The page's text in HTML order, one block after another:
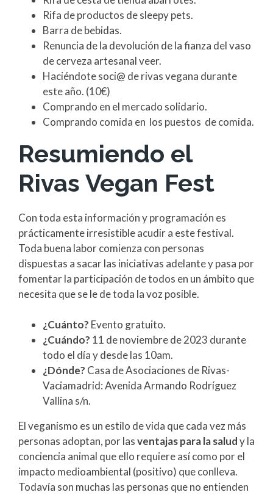
Rifa de productos de sleepy pets.
Barra de bebidas.
Renuncia de la devolución de la fianza del vaso
de cerveza artesanal veer.
Haciéndote soci@ de rivas vegana durante
este año. (10€)
Comprando en el mercado solidario.
Comprando comida en los puestos de comida.
Resumiendo el
Rivas Vegan Fest
Con toda esta información y programación es
prácticamente irresistible acudir a este festival.
Toda buena labor comienza con personas
dispuestas a sacar las iniciativas adelante y pasa por
fomentar la participación de todos en un ámbito que
necesita que se le de toda la voz posible.
¿Cuánto? Evento gratuito.
¿Cuándo? 11 de noviembre de 2023 durante
todo el día y desde las 10am.
¿Dónde? Casa de Asociaciones de Rivas-
Vaciamadrid: Avenida Armando Rodríguez
Vallina s/n.
El veganismo es un estilo de vida que cada vez más
personas adoptan, por lasventajas para la saludy la
conciencia animal que ello requiere así como por el
impacto medioambiental (positivo) que conlleva.
Todavía son muchas las personas que no entienden